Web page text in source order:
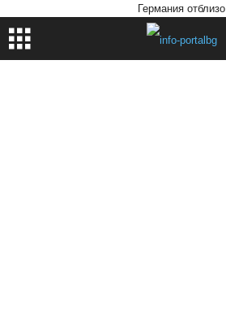
Германия отблизо